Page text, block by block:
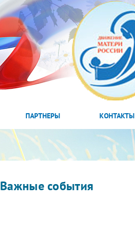
ПАРТНЕРЫ КОНТАКТЫ
Важные события